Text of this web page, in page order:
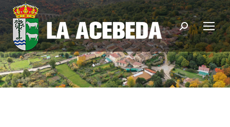
Buscar: